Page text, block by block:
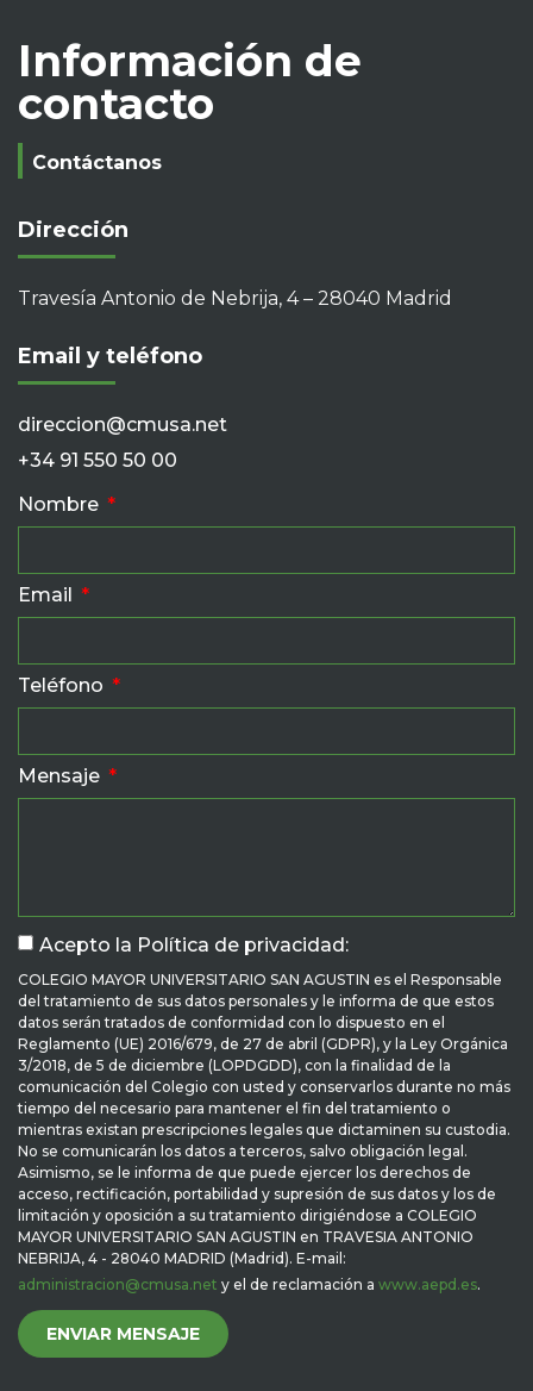
Información de
contacto
Contáctanos
Dirección
Travesía Antonio de Nebrija, 4 – 28040 Madrid
Email y teléfono
direccion@cmusa.net
+34 91 550 50 00
Nombre
Email
Teléfono
Mensaje
Acepto la Política de privacidad:
COLEGIO MAYOR UNIVERSITARIO SAN AGUSTIN es el Responsable
del tratamiento de sus datos personales y le informa de que estos
datos serán tratados de conformidad con lo dispuesto en el
Reglamento (UE) 2016/679, de 27 de abril (GDPR), y la Ley Orgánica
3/2018, de 5 de diciembre (LOPDGDD), con la finalidad de la
comunicación del Colegio con usted y conservarlos durante no más
tiempo del necesario para mantener el fin del tratamiento o
mientras existan prescripciones legales que dictaminen su custodia.
No se comunicarán los datos a terceros, salvo obligación legal.
Asimismo, se le informa de que puede ejercer los derechos de
acceso, rectificación, portabilidad y supresión de sus datos y los de
limitación y oposición a su tratamiento dirigiéndose a COLEGIO
MAYOR UNIVERSITARIO SAN AGUSTIN en TRAVESIA ANTONIO
NEBRIJA, 4 - 28040 MADRID (Madrid). E-mail:
administracion@cmusa.net y el de reclamación a www.aepd.es.
ENVIAR MENSAJE